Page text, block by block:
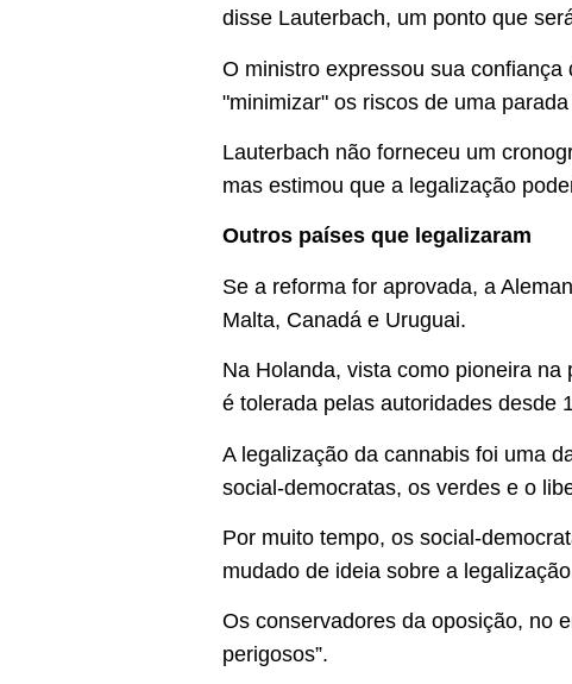
disse Lauterbach, um ponto que
O ministro expressou sua
"minimizar" os riscos de uma
Lauterbach não forneceu um
mas estimou que a legalização
Outros países que legalizaram
Se a reforma for aprovada, a
Malta, Canadá e Uruguai.
Na Holanda, vista como pioneira
é tolerada pelas autoridades desde
A legalização da cannabis foi uma
social-democratas, os verdes e o
Por muito tempo, os social-
mudado de ideia sobre a
Os conservadores da oposição, no
perigosos”.